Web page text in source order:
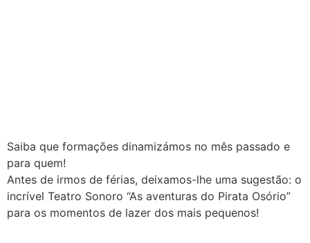
Saiba que formações dinamizámos no mês passado e
para quem!
Antes de irmos de férias, deixamos-lhe uma sugestão: o
incrível Teatro Sonoro “As aventuras do Pirata Osório”
para os momentos de lazer dos mais pequenos!